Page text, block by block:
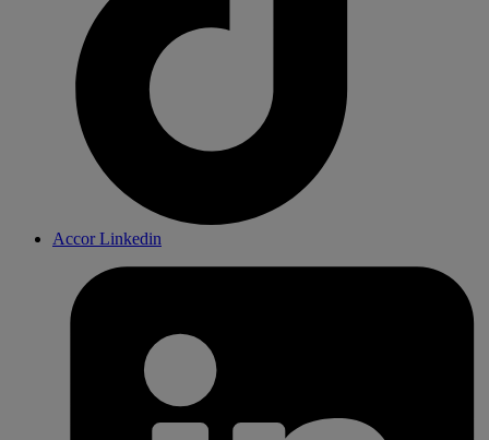
Accor Linkedin